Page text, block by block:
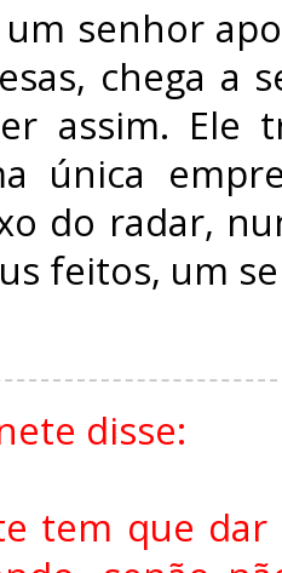
senhor
chega a
assim. Ele
única
do radar,
feitos, um
disse:
tem que